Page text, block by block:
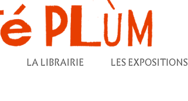
LA LIBRAIRIE LES EXPOSITIONS